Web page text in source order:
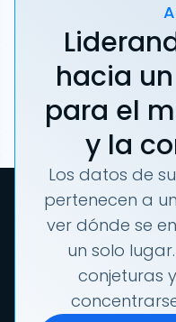
hacia
para el
y la
Los datos de
pertenecen a
ver dónde se
un solo
conjeturas